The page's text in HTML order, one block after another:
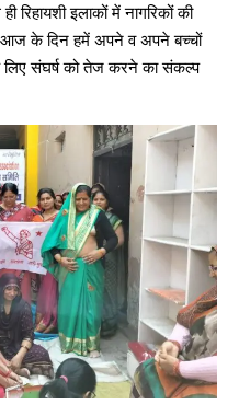
रिहायशी इलाकों में नागरिकों की
आज के दिन हमें अपने व अपने बच्चों
संघर्ष को तेज करने का संकल्प